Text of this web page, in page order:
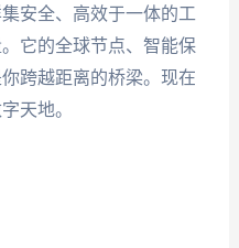
安全、高效于一体的工
它的全球节点、智能保
跨越距离的桥梁。现在
天地。